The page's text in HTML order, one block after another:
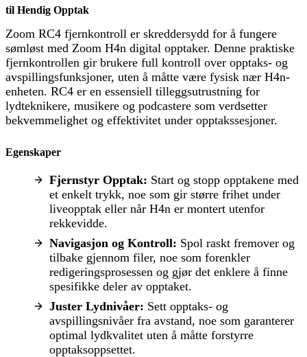
til Hendig Opptak
Zoom RC4 fjernkontroll er skreddersydd for å fungere
sømløst med Zoom H4n digital opptaker. Denne praktiske
fjernkontrollen gir brukere full kontroll over opptaks- og
avspillingsfunksjoner, uten å måtte være fysisk nær H4n-
enheten. RC4 er en essensiell tilleggsutrustning for
lydteknikere, musikere og podcastere som verdsetter
bekvemmelighet og effektivitet under opptakssesjoner.
Egenskaper
Fjernstyr Opptak: Start og stopp opptakene med
et enkelt trykk, noe som gir større frihet under
liveopptak eller når H4n er montert utenfor
rekkevidde.
Navigasjon og Kontroll: Spol raskt fremover og
tilbake gjennom filer, noe som forenkler
redigeringsprosessen og gjør det enklere å finne
spesifikke deler av opptaket.
Juster Lydnivåer: Sett opptaks- og
avspillingsnivåer fra avstand, noe som garanterer
optimal lydkvalitet uten å måtte forstyrre
opptaksoppsettet.